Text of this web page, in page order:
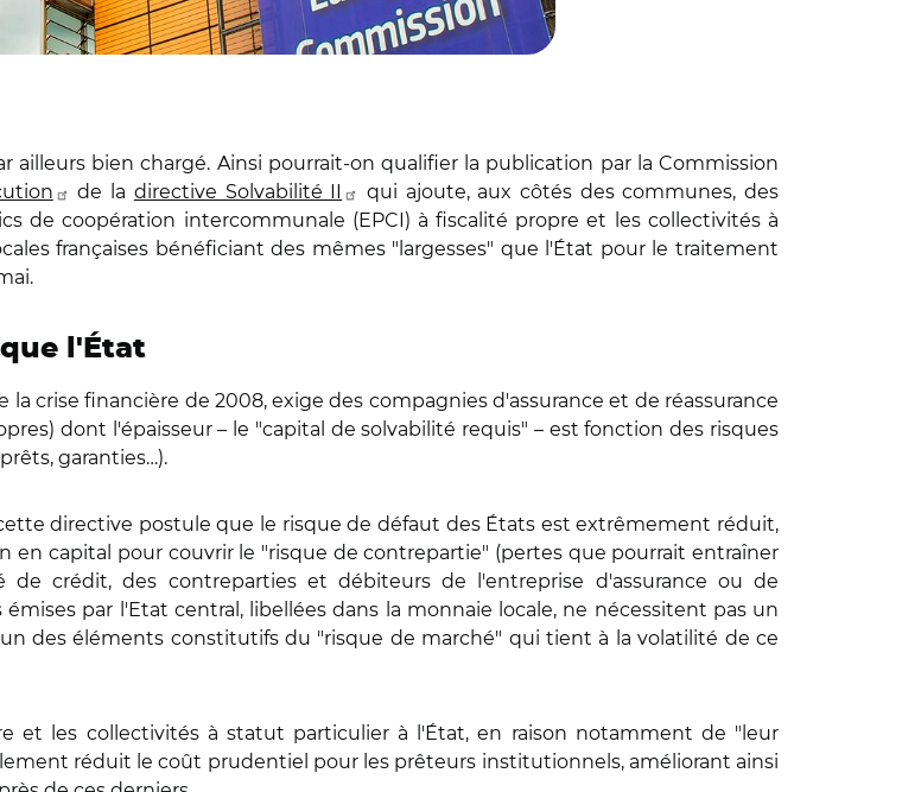
bien chargé. Ainsi pourrait-on qualifier la publication par la Commission
de la directive Solvabilité II
qui ajoute, aux côtés des communes, des
de coopération intercommunale (EPCI) à fiscalité propre et les collectivités à
françaises bénéficiant des mêmes "largesses" que l'État pour le traitement
l'État
crise financière de 2008, exige des compagnies d'assurance et de réassurance
dont l'épaisseur – le "capital de solvabilité requis" – est fonction des risques
garanties…).
directive postule que le risque de défaut des États est extrêmement réduit,
en capital pour couvrir le "risque de contrepartie" (pertes que pourrait entraîner
crédit, des contreparties et débiteurs de l'entreprise d'assurance ou de
par l'Etat central, libellées dans la monnaie locale, ne nécessitent pas un
des éléments constitutifs du "risque de marché" qui tient à la volatilité de ce
et les collectivités à statut particulier à l'État, en raison notamment de "leur
réduit le coût prudentiel pour les prêteurs institutionnels, améliorant ainsi